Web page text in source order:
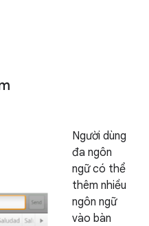
Người dùng
đa ngôn
ngữ có thể
thêm nhiều
ngôn ngữ
vào bàn